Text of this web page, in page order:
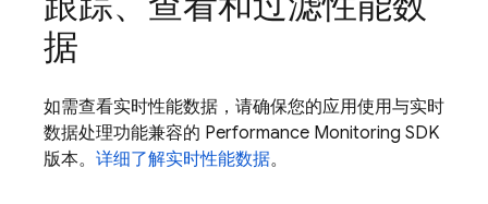
据
如需查看实时性能数据，请确保您的应用使用与实时
数据处理功能兼容的 Performance Monitoring SDK
版本。 详细了解实时性能数据。